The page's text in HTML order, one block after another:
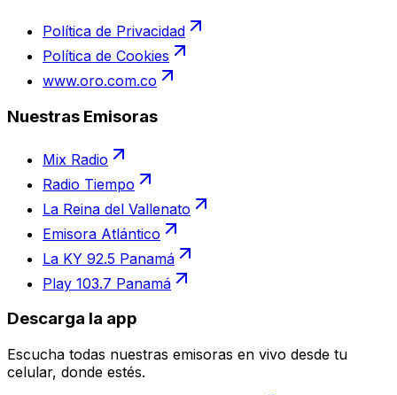
Política de Privacidad
Política de Cookies
www.oro.com.co
Nuestras Emisoras
Mix Radio
Radio Tiempo
La Reina del Vallenato
Emisora Atlántico
La KY 92.5 Panamá
Play 103.7 Panamá
Descarga la app
Escucha todas nuestras emisoras en vivo desde tu
celular, donde estés.